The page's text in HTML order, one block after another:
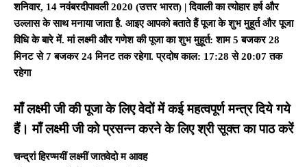
शनिवार, 14 नवंबरदीपावली 2020 (उत्तर भारत) | दिवाली का त्योहार हर्ष और
उल्लास के साथ मनाया जाता है. आइए आपको बताते हैं पूजा के शुभ मुहूर्त और पूजा
विधि के बारे में. मां लक्ष्मी और गणेश की पूजा का शुभ मुहूर्त: शाम 5 बजकर 28
मिनट से 7 बजकर 24 मिनट तक रहेगा. प्रदोष काल: 17:28 से 20:07 तक
रहेगा
माँ लक्ष्मी जी की पूजा के लिए वेदों में कई महत्वपूर्ण मन्त्र दिये गये
हैं। माँ लक्ष्मी जी को प्रसन्न करने के लिए श्री सूक्‍त का पाठ करें
चन्द्रां हिरण्मयीं लक्ष्मीं जातवेदो म आवह